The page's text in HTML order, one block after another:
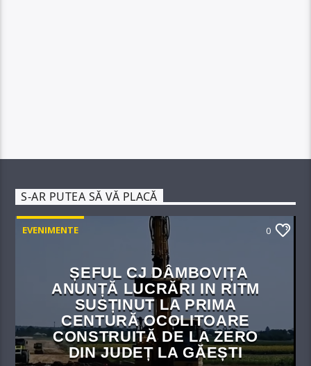
S-AR PUTEA SĂ VĂ PLACĂ
EVENIMENTE 0
ȘEFUL CJ DÂMBOVIȚA
ANUNȚĂ LUCRĂRI IN RITM
SUSȚINUT LA PRIMA
CENTURĂ OCOLITOARE
CONSTRUITĂ DE LA ZERO
DIN JUDEȚ LA GĂEȘTI